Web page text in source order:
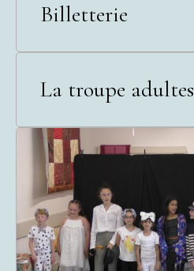
Billetterie
La troupe adultes